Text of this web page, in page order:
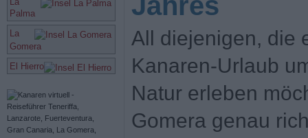
Palma
La
Gomera
El Hierro
All diejenigen, die
Kanaren-Urlaub
Natur erleben
Gomera genau